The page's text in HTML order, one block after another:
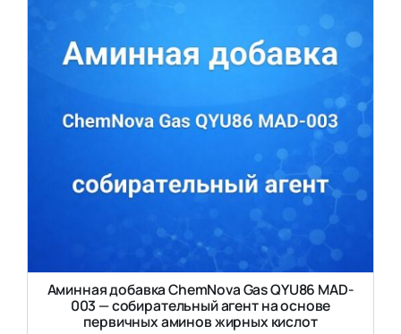
Аминная добавка ChemNova Gas QYU86 MAD-
003 — собирательный агент на основе
первичных аминов жирных кислот